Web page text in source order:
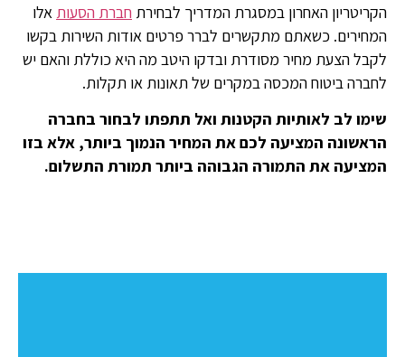
הקריטריון האחרון במסגרת המדריך לבחירת חברת הסעות אלו
המחירים. כשאתם מתקשרים לברר פרטים אודות השירות בקשו
לקבל הצעת מחיר מסודרת ובדקו היטב מה היא כוללת והאם יש
לחברה ביטוח המכסה במקרים של תאונות או תקלות.
שימו לב לאותיות הקטנות ואל תתפתו לבחור בחברה
הראשונה המציעה לכם את המחיר הנמוך ביותר, אלא בזו
המציעה את התמורה הגבוהה ביותר תמורת התשלום.